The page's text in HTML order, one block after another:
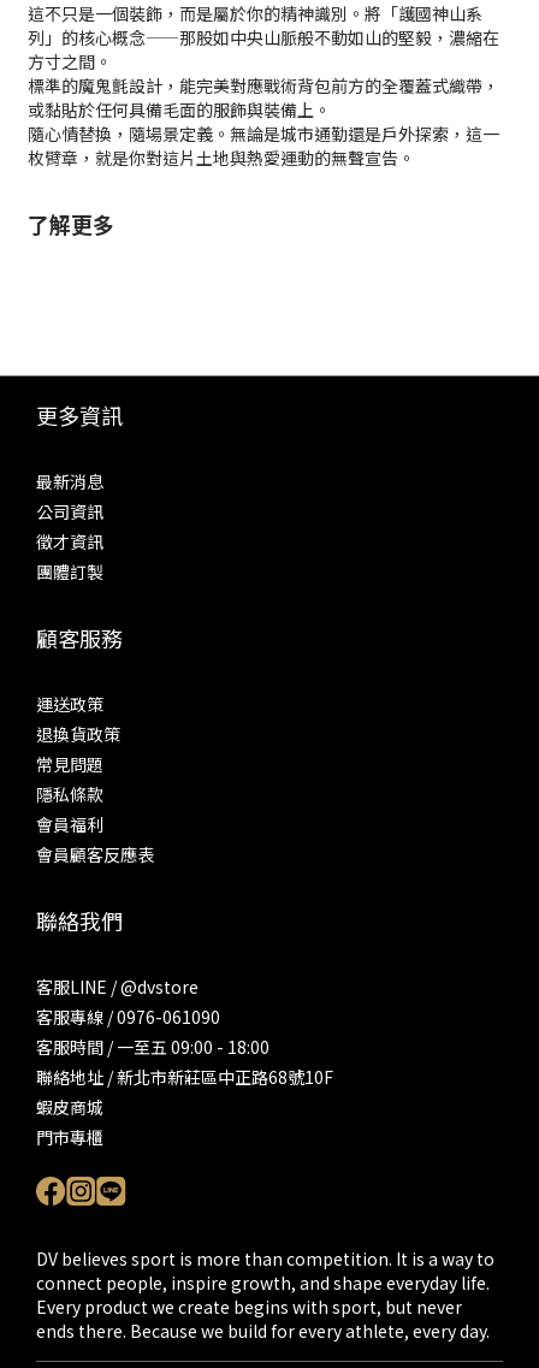
這不只是一個裝飾，而是屬於你的精神識別。將「護國神山系
列」的核心概念——那股如中央山脈般不動如山的堅毅，濃縮在
方寸之間。
標準的魔鬼氈設計，能完美對應戰術背包前方的全覆蓋式織帶，
或黏貼於任何具備毛面的服飾與裝備上。
隨心情替換，隨場景定義。無論是城市通勤還是戶外探索，這一
枚臂章，就是你對這片土地與熱愛運動的無聲宣告。
了解更多
更多資訊
最新消息
公司資訊
徵才資訊
團體訂製
顧客服務
運送政策
退換貨政策
常見問題
隱私條款
會員福利
會員顧客反應表
聯絡我們
客服LINE / @dvstore
客服專線 / 0976-061090
客服時間 / 一至五 09:00 - 18:00
聯絡地址 / 新北市新莊區中正路68號10F
蝦皮商城
門市專櫃
DV believes sport is more than competition. It is a way to
connect people, inspire growth, and shape everyday life.
Every product we create begins with sport, but never
ends there. Because we build for every athlete, every day.